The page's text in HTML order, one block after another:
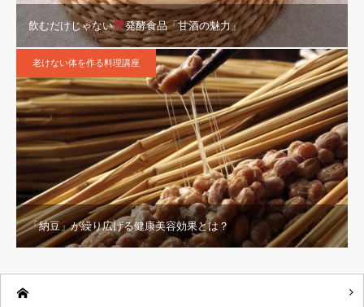
飲むだけじゃない 発酵食品「甘酒の魅力」
老けない体を作る料理講座
「納豆」が繰り広げる健康美容効果とは？